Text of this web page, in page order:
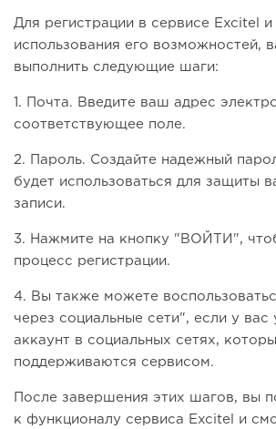
Для регистрации в сервисе Excitel и
использования его возможностей,
выполнить следующие шаги:
1. Почта. Введите ваш адрес
соответствующее поле.
2. Пароль. Создайте надежный
будет использоваться для защиты
записи.
3. Нажмите на кнопку "ВОЙТИ",
процесс регистрации.
4. Вы также можете
через социальные сети", если у вас
аккаунт в социальных сетях,
поддерживаются сервисом.
После завершения этих шагов, вы
к функционалу сервиса Excitel и